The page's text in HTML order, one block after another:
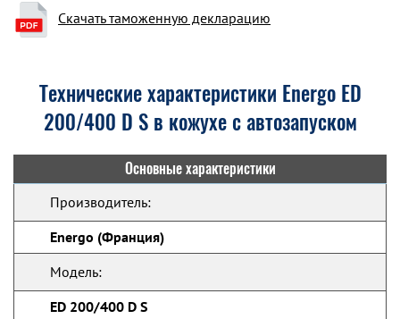
Скачать таможенную декларацию
Технические характеристики Energo ED
200/400 D S в кожухе с автозапуском
Основные характеристики
Производитель:
Energo (Франция)
Модель:
ED 200/400 D S